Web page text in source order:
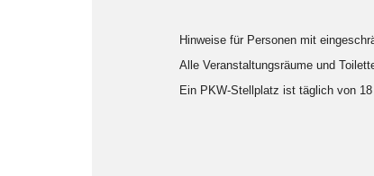
Hinweise für Personen mit
Alle Veranstaltungsräume und
Ein PKW-Stellplatz ist täglich von